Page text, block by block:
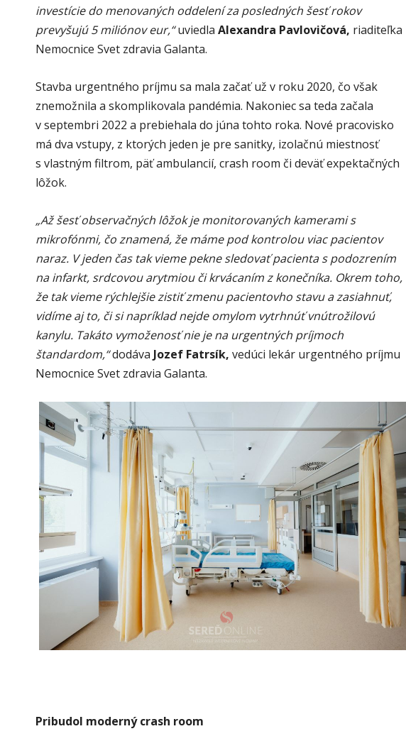
investície do menovaných oddelení za posledných šesť rokov
prevyšujú 5 miliónov eur,“uviedla Alexandra Pavlovičová, riaditeľka
Nemocnice Svet zdravia Galanta.
Stavba urgentného príjmu sa mala začať už v roku 2020, čo však
znemožnila a skomplikovala pandémia. Nakoniec sa teda začala
v septembri 2022 a prebiehala do júna tohto roka. Nové pracovisko
má dva vstupy, z ktorých jeden je pre sanitky, izolačnú miestnosť
s vlastným filtrom, päť ambulancií, crash room či deväť expektačných
lôžok.
„Až šesť observačných lôžok je monitorovaných kamerami s
mikrofónmi, čo znamená, že máme pod kontrolou viac pacientov
naraz. V jeden čas tak vieme pekne sledovať pacienta s podozrením
na infarkt, srdcovou arytmiou či krvácaním z konečníka. Okrem toho,
že tak vieme rýchlejšie zistiť zmenu pacientovho stavu a zasiahnuť,
vidíme aj to, či si napríklad nejde omylom vytrhnúť vnútrožilovú
kanylu. Takáto vymoženosť nie je na urgentných príjmoch
štandardom,“dodáva Jozef Fatrsík, vedúci lekár urgentného príjmu
Nemocnice Svet zdravia Galanta.
Pribudol moderný crash room